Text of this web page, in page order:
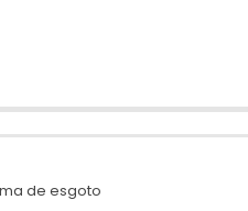
de esgoto